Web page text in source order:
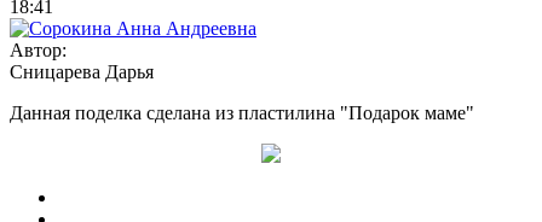
18:41
Автор:
Сницарева Дарья
Данная поделка сделана из пластилина "Подарок маме"